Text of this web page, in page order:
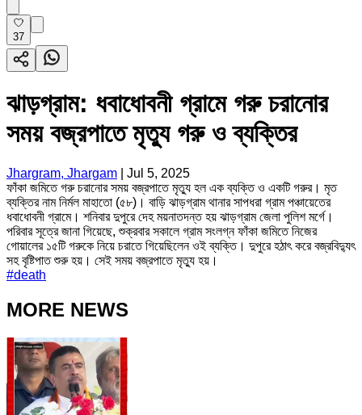
37
ঝাড়গ্রাম: ধবাধোবনী গ্রামে গরু চরানোর
সময় বজ্রপাতে মৃত্যু গরু ও ব্যক্তির
Jhargram, Jhargam
Jul 5, 2025
ফাঁকা জমিতে গরু চরানোর সময় বজ্রপাতে মৃত্যু হল এক ব্যক্তি ও একটি গরুর। মৃত
ব্যক্তির নাম নির্মল মাহাতো (৫৮)। বাড়ি ঝাড়গ্রাম থানার সাপধরা গ্রাম পঞ্চায়েতের
ধবাধোবনী গ্রামে। শনিবার দুপুরে দেহ ময়নাতদন্ত হয় ঝাড়গ্রাম জেলা পুলিশ মর্গে।
পরিবার সূত্রে জানা গিয়েছে, শুক্রবার সকালে গ্রাম সংলগ্ন ফাঁকা জমিতে নিজের
গোয়ালের ১৫টি গরুকে নিয়ে চরাতে গিয়েছিলেন ওই ব্যক্তি। দুপুরে হঠাৎ করে বজ্রবিদ্যুৎ
সহ বৃষ্টিপাত শুরু হয়। সেই সময় বজ্রপাতে মৃত্যু হয়।
#death
MORE NEWS